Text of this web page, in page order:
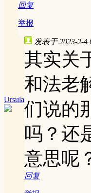
回复
举报
Ursula
发表于 2023-2-4
其实关
和法老
们说的
吗？还
意思呢
回复